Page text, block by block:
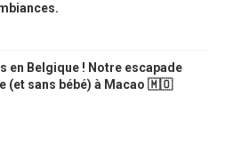
en Belgique ! Notre escapade
(et sans bébé) à Macao 🇲🇴